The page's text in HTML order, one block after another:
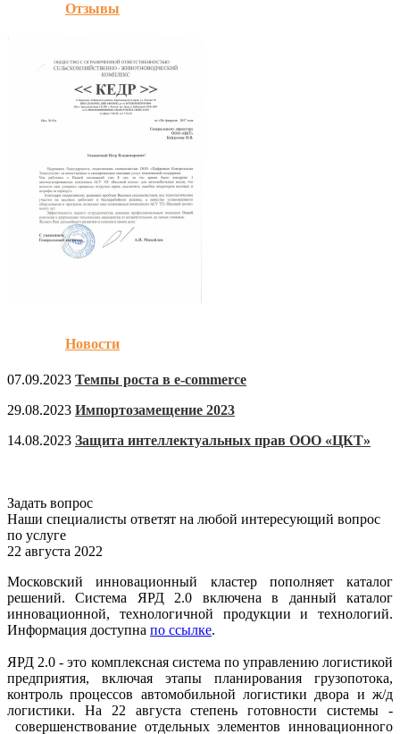
Отзывы
Новости
07.09.2023 Темпы роста в e-commerce
29.08.2023 Импортозамещение 2023
14.08.2023 Защита интеллектуальных прав ООО «ЦКТ»
Задать вопрос
Наши специалисты ответят на любой интересующий вопрос
по услуге
22 августа 2022
Московский инновационный кластер пополняет каталог
решений. Система ЯРД 2.0 включена в данный каталог
инновационной, технологичной продукции и технологий.
Информация доступна по ссылке.
ЯРД 2.0 - это комплексная система по управлению логистикой
предприятия, включая этапы планирования грузопотока,
контроль процессов автомобильной логистики двора и ж/д
логистики. На 22 августа степень готовности системы -
совершенствование отдельных элементов инновационного